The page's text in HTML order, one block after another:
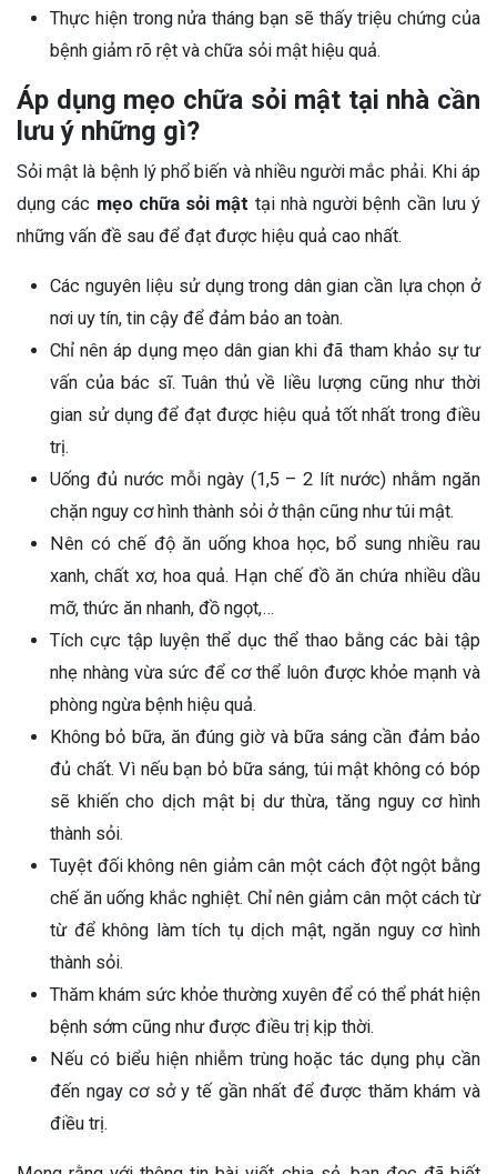
Thực hiện trong nửa tháng bạn sẽ thấy triệu chứng của
bệnh giảm rõ rệt và chữa sỏi mật hiệu quả.
Áp dụng mẹo chữa sỏi mật tại nhà cần
lưu ý những gì?
Sỏi mật là bệnh lý phổ biến và nhiều người mắc phải. Khi áp
dụng các mẹo chữa sỏi mật tại nhà người bệnh cần lưu ý
những vấn đề sau để đạt được hiệu quả cao nhất.
Các nguyên liệu sử dụng trong dân gian cần lựa chọn ở
nơi uy tín, tin cậy để đảm bảo an toàn.
Chỉ nên áp dụng mẹo dân gian khi đã tham khảo sự tư
vấn của bác sĩ. Tuân thủ về liều lượng cũng như thời
gian sử dụng để đạt được hiệu quả tốt nhất trong điều
trị.
Uống đủ nước mỗi ngày (1,5 – 2 lít nước) nhằm ngăn
chặn nguy cơ hình thành sỏi ở thận cũng như túi mật.
Nên có chế độ ăn uống khoa học, bổ sung nhiều rau
xanh, chất xơ, hoa quả. Hạn chế đồ ăn chứa nhiều dầu
mỡ, thức ăn nhanh, đồ ngọt,…
Tích cực tập luyện thể dục thể thao bằng các bài tập
nhẹ nhàng vừa sức để cơ thể luôn được khỏe mạnh và
phòng ngừa bệnh hiệu quả.
Không bỏ bữa, ăn đúng giờ và bữa sáng cần đảm bảo
đủ chất. Vì nếu bạn bỏ bữa sáng, túi mật không có bóp
sẽ khiến cho dịch mật bị dư thừa, tăng nguy cơ hình
thành sỏi.
Tuyệt đối không nên giảm cân một cách đột ngột bằng
chế ăn uống khắc nghiệt. Chỉ nên giảm cân một cách từ
từ để không làm tích tụ dịch mật, ngăn nguy cơ hình
thành sỏi.
Thăm khám sức khỏe thường xuyên để có thể phát hiện
bệnh sớm cũng như được điều trị kịp thời.
Nếu có biểu hiện nhiễm trùng hoặc tác dụng phụ cần
đến ngay cơ sở y tế gần nhất để được thăm khám và
điều trị.